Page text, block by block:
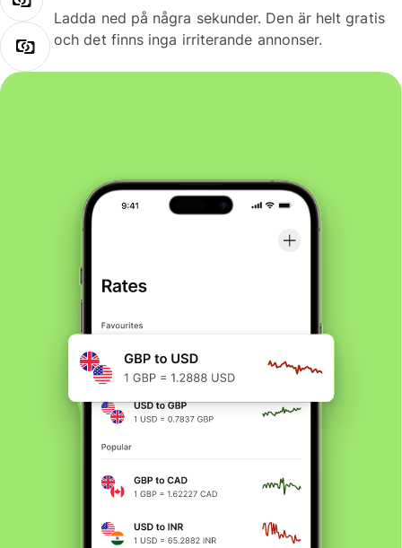
Ladda ned på några sekunder. Den är helt gratis
och det finns inga irriterande annonser.